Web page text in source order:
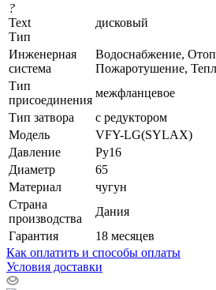
?
Text
Тип
дисковый
Инженерная
система
Водоснабжение,
Пожаротушение,
Тип
присоединения
межфланцевое
Тип затвора
с редуктором
Модель
VFY-LG(SYLAX)
Давление
Ру16
Диаметр
65
Материал
чугун
Страна
производства
Дания
Гарантия
18 месяцев
Как оплатить и способы оплаты
Условия доставки